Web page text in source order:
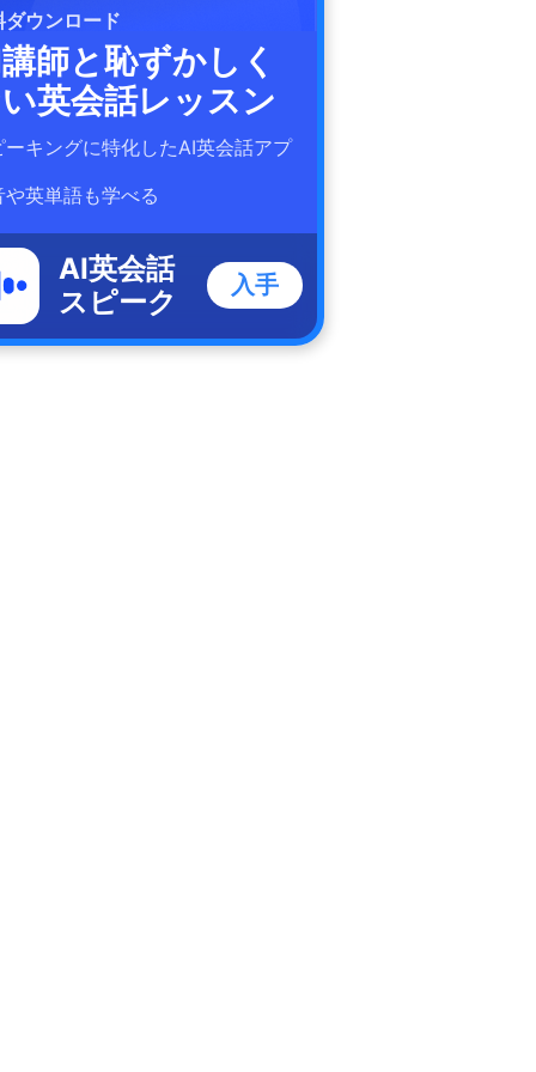
ダウンロード
師と恥ずかしく
英会話レッスン
ーキングに特化したAI英会話アプ
や英単語も学べる
AI英会話
スピーク
入手